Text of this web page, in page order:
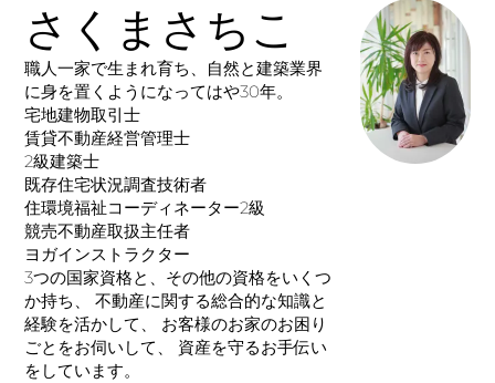
さくまさちこ
職人一家で生まれ育ち、自然と建築業界
に身を置くようになってはや30年。
宅地建物取引士
賃貸不動産経営管理士
2級建築士
既存住宅状況調査技術者
住環境福祉コーディネーター2級
競売不動産取扱主任者
ヨガインストラクター
3つの国家資格と、その他の資格をいくつ
か持ち、 不動産に関する総合的な知識と
経験を活かして、 お客様のお家のお困り
ごとをお伺いして、 資産を守るお手伝い
をしています。